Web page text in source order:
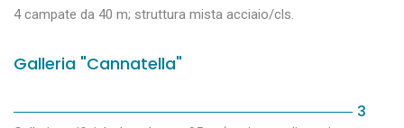
4 campate da 40 m; struttura mista acciaio/cls.
Galleria "Cannatella"
3